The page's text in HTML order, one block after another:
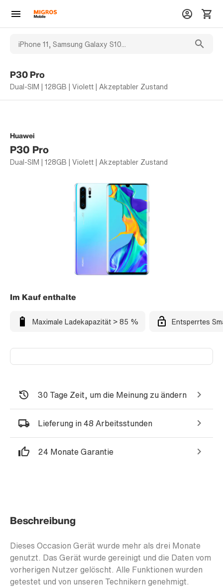
P30 Pro
Dual-SIM | 128GB | Violett | Akzeptabler Zustand
Huawei
P30 Pro
Dual-SIM | 128GB | Violett | Akzeptabler Zustand
Im Kauf enthalte
Maximale Ladekapazität > 85 % Entsperrtes
30 Tage Zeit, um die Meinung zu ändern
Lieferung in 48 Arbeitsstunden
24 Monate Garantie
Beschreibung
Dieses Occasion Gerät wurde mehr als drei Monate
genutzt. Das Gerät wurde gereinigt und die Daten vom
vorherigen Nutzer gelöscht. Alle Funktionen wurden
getestet und von unseren Technikern genehmigt.